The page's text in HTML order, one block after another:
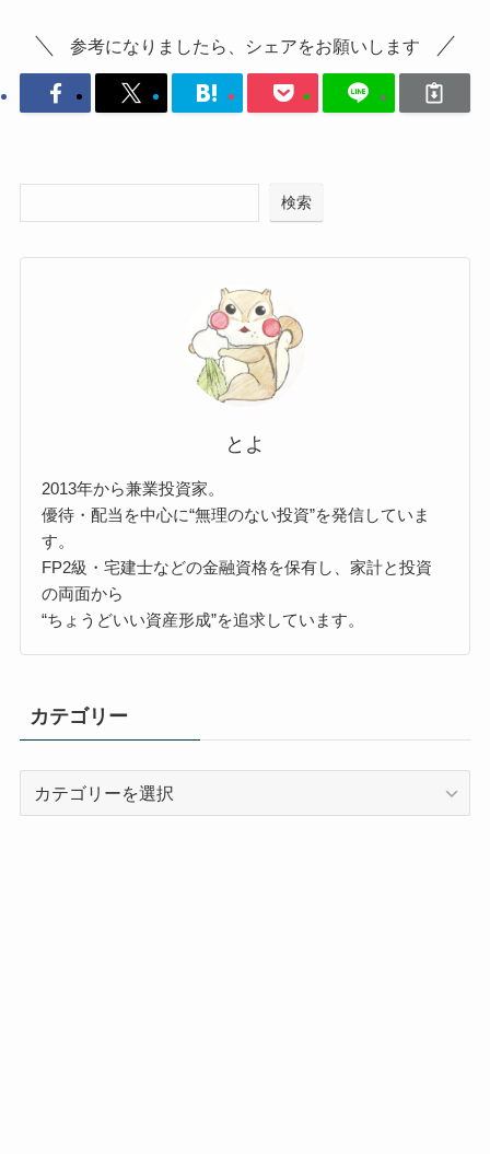
参考になりましたら、シェアをお願いします
検索
とよ
2013年から兼業投資家。
優待・配当を中心に“無理のない投資”を発信していま
す。
FP2級・宅建士などの金融資格を保有し、家計と投資
の両面から
“ちょうどいい資産形成”を追求しています。
カテゴリー